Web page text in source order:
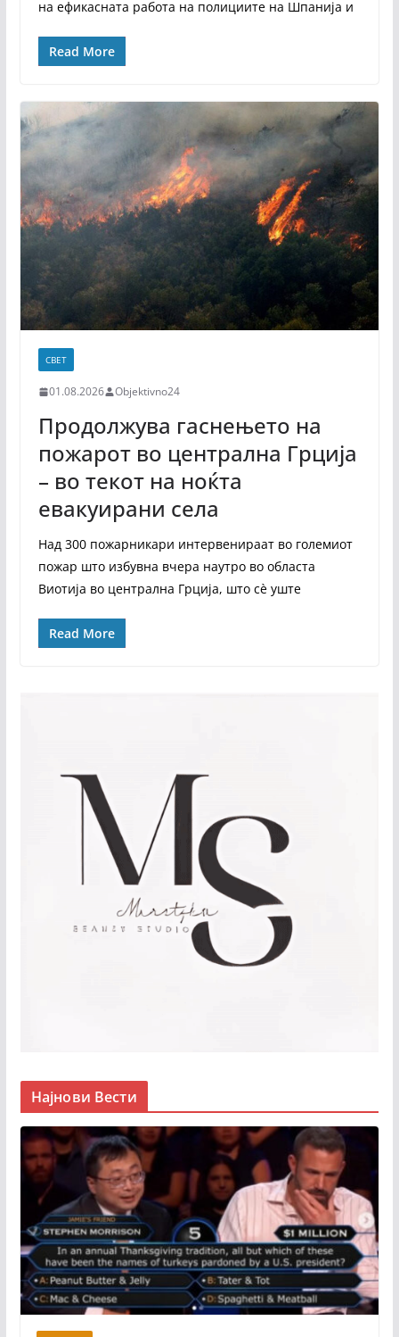
на ефикасната работа на полициите на Шпанија и
Read More
СВЕТ
01.08.2026 Objektivno24
Продолжува гаснењето на
пожарот во централна Грција
– во текот на ноќта
евакуирани села
Над 300 пожарникари интервенираат во големиот
пожар што избувна вчера наутро во областа
Виотија во централна Грција, што сè уште
Read More
Најнови Вести